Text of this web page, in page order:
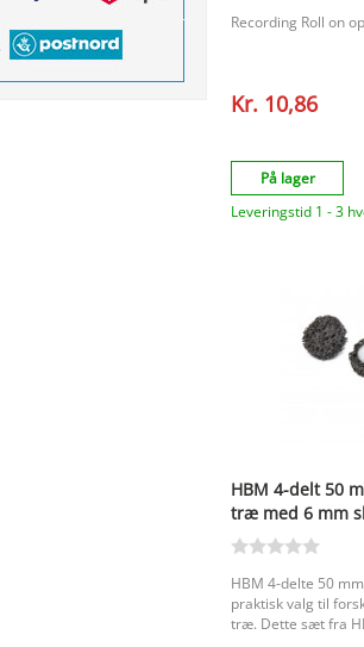
Recording Roll on
Kr. 10,86
På lager
Leveringstid 1 - 3
HBM 4-delt 50
træ med 6 mm
HBM 4-delte 50
praktisk valg til
træ. Dette sæt fra